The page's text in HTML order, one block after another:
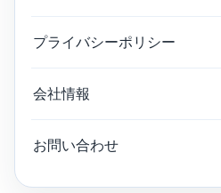
プライバシーポリシー
会社情報
お問い合わせ